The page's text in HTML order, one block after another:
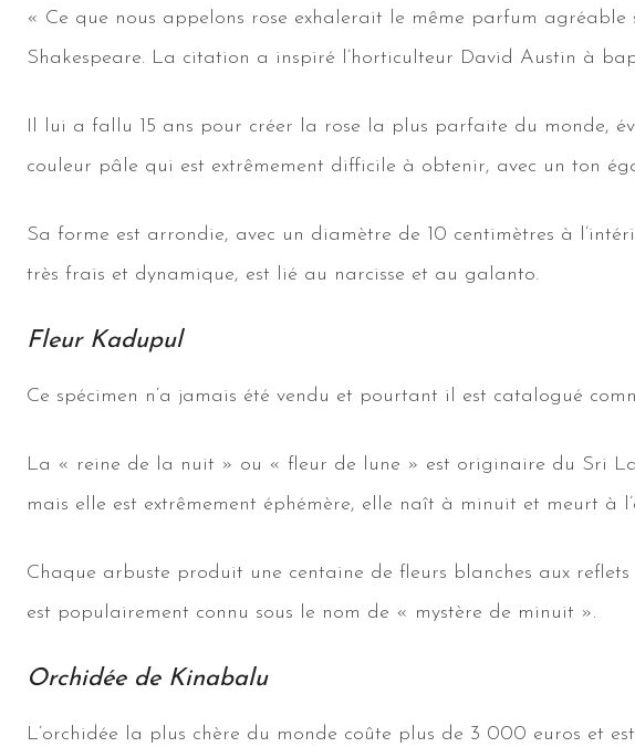
« Ce que nous appelons rose exhalerait le même parfum
Shakespeare. La citation a inspiré l’horticulteur David Austin à
Il lui a fallu 15 ans pour créer la rose la plus parfaite du monde,
couleur pâle qui est extrêmement difficile à obtenir, avec un ton
Sa forme est arrondie, avec un diamètre de 10 centimètres à
très frais et dynamique, est lié au narcisse et au galanto.
Fleur Kadupul
Ce spécimen n’a jamais été vendu et pourtant il est catalogué
La « reine de la nuit » ou « fleur de lune » est originaire du Sri
mais elle est extrêmement éphémère, elle naît à minuit et meurt à
Chaque arbuste produit une centaine de fleurs blanches aux
est populairement connu sous le nom de « mystère de minuit ».
Orchidée de Kinabalu
L’orchidée la plus chère du monde coûte plus de 3 000 euros et